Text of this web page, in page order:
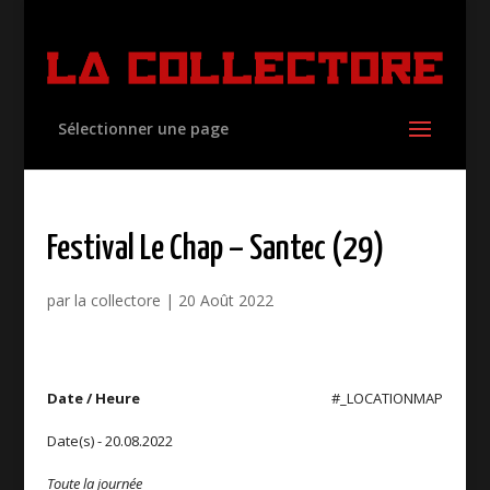
Sélectionner une page
Festival Le Chap – Santec (29)
par la collectore | 20 Août 2022
#_LOCATIONMAP
Date / Heure
Date(s) - 20.08.2022
Toute la journée